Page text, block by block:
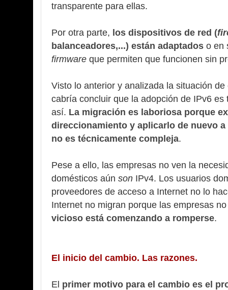
transparente para ellas.
Por otra parte, los dispositivos de red (
balanceadores,...) están adaptados o en
firmware que permiten que funcionen sin
Visto lo anterior y analizada la situación
cabría concluir que la adopción de IPv6
así. La migración es laboriosa porque
direccionamiento y aplicarlo de nuevo
no es técnicamente compleja.
Pese a ello, las empresas no ven la
domésticos aún son IPv4. Los usuarios
proveedores de acceso a Internet no lo
Internet no migran porque las empresas
vicioso está comenzando a romperse.
El inicio del cambio. Las razones.
El primer motivo para el cambio es el